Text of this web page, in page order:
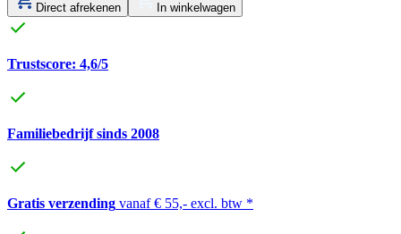
Direct afrekenen In winkelwagen
Trustscore: 4,6/5
Familiebedrijf sinds 2008
Gratis verzending vanaf € 55,- excl. btw *